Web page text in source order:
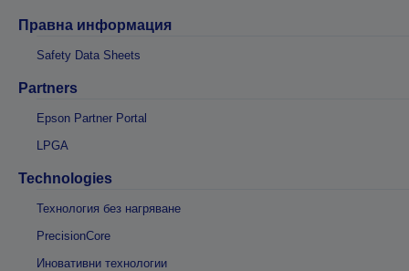
Правна информация
Safety Data Sheets
Partners
Epson Partner Portal
LPGA
Technologies
Технология без нагряване
PrecisionCore
Иновативни технологии